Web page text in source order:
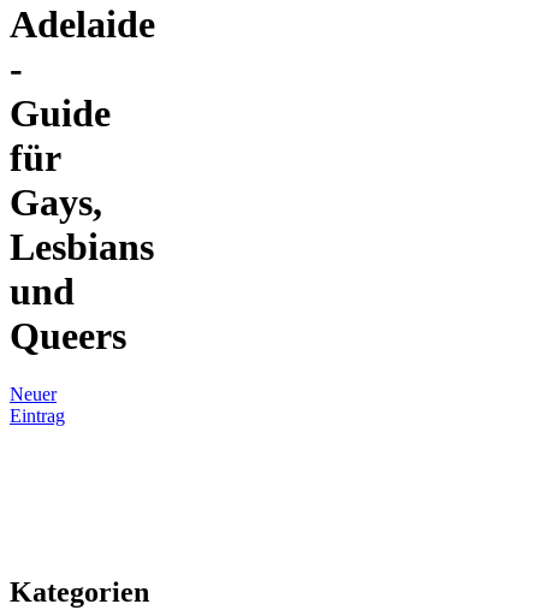
Adelaide
-
Guide
für
Gays,
Lesbians
und
Queers
Neuer
Eintrag
Kategorien